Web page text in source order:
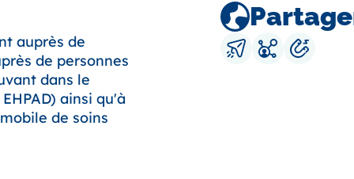
auprès de
de personnes
dans le
ainsi qu'à
de soins